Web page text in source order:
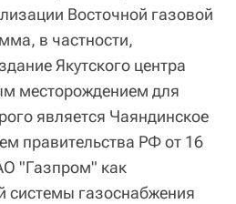
Восточной газовой
в частности,
Якутского центра
месторождением для
является Чаяндинское
правительства РФ от 16
"Газпром" как
системы газоснабжения